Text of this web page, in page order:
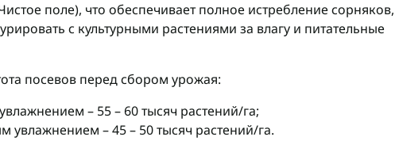
поле), что обеспечивает полное истребление сорняков,
с культурными растениями за влагу и питательные
посевов перед сбором урожая:
– 55 – 60 тысяч растений/га;
увлажнением – 45 – 50 тысяч растений/га.